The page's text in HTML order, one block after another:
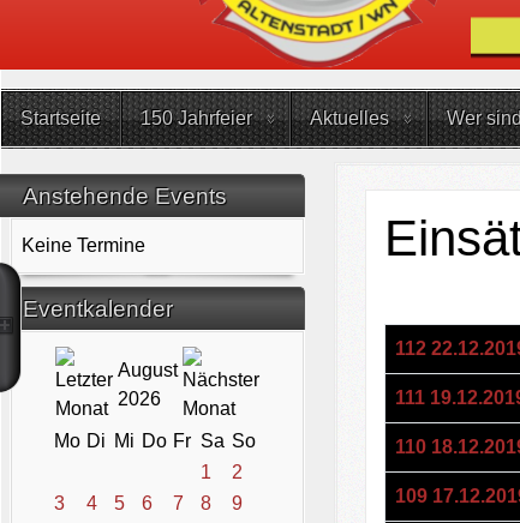
Startseite 150 Jahrfeier Aktuelles Wer
Anstehende Events
Keine Termine
Eventkalender
August
2026
Mo Di Mi Do Fr Sa So
1
2
3
4 5 6 7 8
9
Titel
112
111
110
109